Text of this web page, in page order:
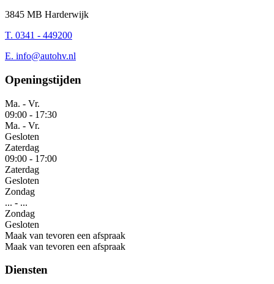
3845 MB Harderwijk
T. 0341 - 449200
E. info@autohv.nl
Openingstijden
Ma. - Vr.
09:00 - 17:30
Ma. - Vr.
Gesloten
Zaterdag
09:00 - 17:00
Zaterdag
Gesloten
Zondag
... - ...
Zondag
Gesloten
Maak van tevoren een afspraak
Maak van tevoren een afspraak
Diensten